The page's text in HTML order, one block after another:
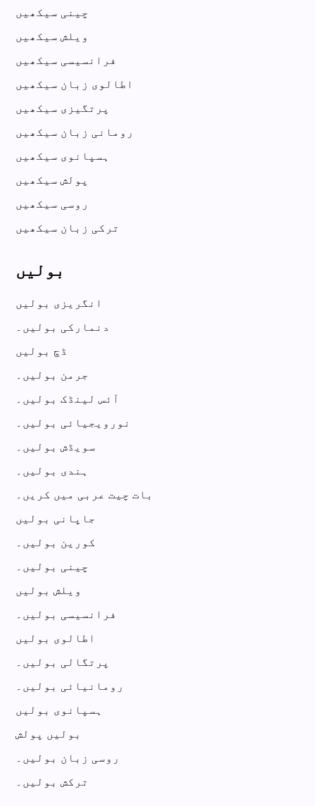
چینی سیکھیں
ویلش سیکھیں
فرانسیسی سیکھیں
اطالوی زبان سیکھیں
پرتگیزی سیکھیں
رومانی زبان سیکھیں
ہسپانوی سیکھیں
پولش سیکھیں
روسی سیکھیں
ترکی زبان سیکھیں
بولیں
انگریزی بولیں
دنمارکی بولیں۔
ڈچ بولیں
جرمن بولیں۔
آئس لینڈک بولیں۔
نورویجیائی بولیں۔
سویڈش بولیں۔
ہندی بولیں۔
بات چیت عربی میں کریں۔
جاپانی بولیں
کورین بولیں۔
چینی بولیں۔
ویلش بولیں
فرانسیسی بولیں۔
اطالوی بولیں
پرتگالی بولیں۔
رومانیائی بولیں۔
ہسپانوی بولیں
بولیں پولش
روسی زبان بولیں۔
ترکش بولیں۔